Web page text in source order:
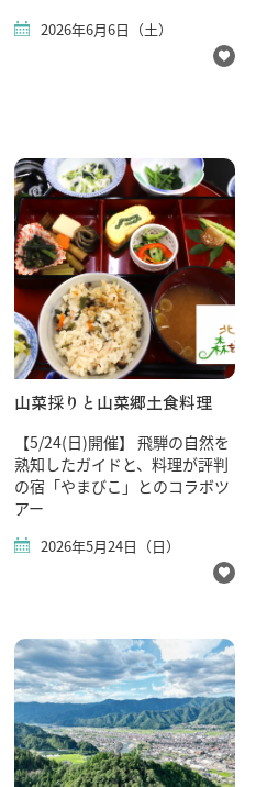
コラム
モデルコース
スポット
体験
イベント
グルメ・おみやげ
宿泊予約
アクセス
飛騨市の６つの魅力
ひだじまん図鑑
交通機関・道路情報
飛騨古川の駐車場
よくある質問
お知らせ
写真ダウンロード
関連リンク
お問い合わせ
2026年6月6日（土）
山菜採りと山菜郷土食料理
【5/24(日)開催】 飛騨の自然を
熟知したガイドと、料理が評判
の宿「やまびこ」とのコラボツ
アー
2026年5月24日（日）